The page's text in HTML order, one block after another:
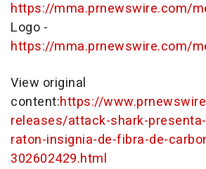
https://mma.prnewswire.com/
Logo -
https://mma.prnewswire.com/
View original
content:https://
releases/attack-shark-
raton-insignia-de-fibra-de-
302602429.html